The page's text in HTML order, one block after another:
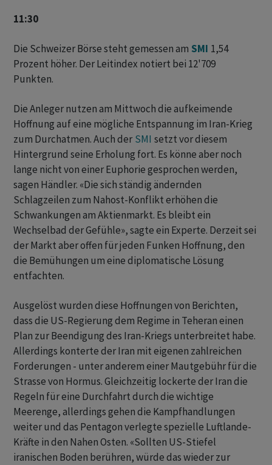
11:30
Die Schweizer Börse steht gemessen am SMI 1,54
Prozent höher. Der Leitindex notiert bei 12'709
Punkten.
Die Anleger nutzen am Mittwoch die aufkeimende
Hoffnung auf eine mögliche Entspannung im Iran-Krieg
zum Durchatmen. Auch der SMI setzt vor diesem
Hintergrund seine Erholung fort. Es könne aber noch
lange nicht von einer Euphorie gesprochen werden,
sagen Händler. «Die sich ständig ändernden
Schlagzeilen zum Nahost-Konflikt erhöhen die
Schwankungen am Aktienmarkt. Es bleibt ein
Wechselbad der Gefühle», sagte ein Experte. Derzeit sei
der Markt aber offen für jeden Funken Hoffnung, den
die Bemühungen um eine diplomatische Lösung
entfachten.
Ausgelöst wurden diese Hoffnungen von Berichten,
dass die US-Regierung dem Regime in Teheran einen
Plan zur Beendigung des Iran-Kriegs unterbreitet habe.
Allerdings konterte der Iran mit eigenen zahlreichen
Forderungen - unter anderem einer Mautgebühr für die
Strasse von Hormus. Gleichzeitig lockerte der Iran die
Regeln für eine Durchfahrt durch die wichtige
Meerenge, allerdings gehen die Kampfhandlungen
weiter und das Pentagon verlegte spezielle Luftlande-
Kräfte in den Nahen Osten. «Sollten US-Stiefel
iranischen Boden berühren, würde das wieder zur